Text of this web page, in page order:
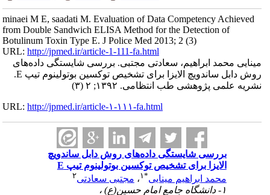
minaei M E, saadati M. Evaluation of Data Competency Achieved
from Double Sandwich ELISA Method for the Detection of
Botulinum Toxin Type E. J Police Med 2013; 2 (3)
URL:http://jpmed.ir/article-1-111-fa.html
مینایی محمد ابراهیم، سعادتی مجتبی. بررسی شایستگی داده‌های
روش دابل ساندویچ الایزا برای تشخیص توکسین بوتولینوم تیپ E.
نشریه علمی پژوهشی طب انتظامی. ۱۳۹۲; ۲ (۳)
URL:http://jpmed.ir/article-۱-۱۱۱-fa.html
بررسی شایستگی داده‌های روش دابل ساندویچ
الایزا برای تشخیص توکسین بوتولینوم تیپ E
محمد ابراهیم مینایی
۱،مجتبی سعادتی